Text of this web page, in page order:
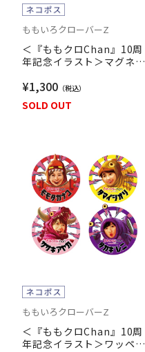
SOLD OUT
ももいろクローバーZ
＜『ももクロChan』10周
年記念イラスト＞マグネッ
いうがいこまめにしよ
¥1,300
ももいろクローバーZ
＜『ももクロChan』10周
年記念イラスト＞ワッペン